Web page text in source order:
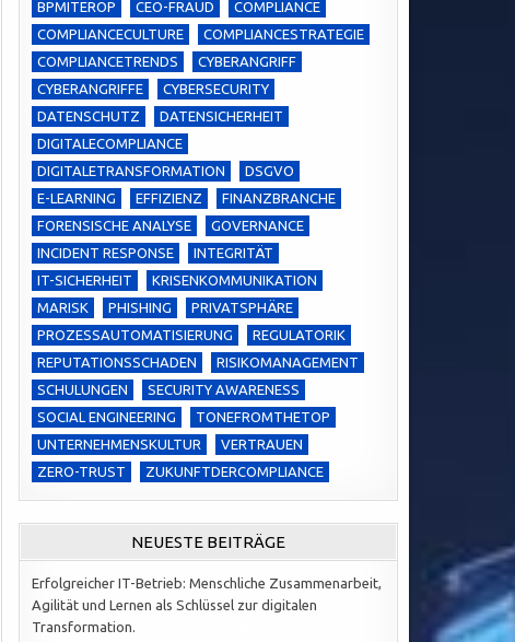
BPMITEROP
CEO-FRAUD
COMPLIANCE
COMPLIANCECULTURE
COMPLIANCESTRATEGIE
COMPLIANCETRENDS
CYBERANGRIFF
CYBERANGRIFFE
CYBERSECURITY
DATENSCHUTZ
DATENSICHERHEIT
DIGITALECOMPLIANCE
DIGITALETRANSFORMATION
DSGVO
E-LEARNING
EFFIZIENZ
FINANZBRANCHE
FORENSISCHE ANALYSE
GOVERNANCE
INCIDENT RESPONSE
INTEGRITÄT
IT-SICHERHEIT
KRISENKOMMUNIKATION
MARISK
PHISHING
PRIVATSPHÄRE
PROZESSAUTOMATISIERUNG
REGULATORIK
REPUTATIONSSCHADEN
RISIKOMANAGEMENT
SCHULUNGEN
SECURITY AWARENESS
SOCIAL ENGINEERING
TONEFROMTHETOP
UNTERNEHMENSKULTUR
VERTRAUEN
ZERO-TRUST
ZUKUNFTDERCOMPLIANCE
NEUESTE BEITRÄGE
Erfolgreicher IT-Betrieb: Menschliche Zusammenarbeit,
Agilität und Lernen als Schlüssel zur digitalen
Transformation.